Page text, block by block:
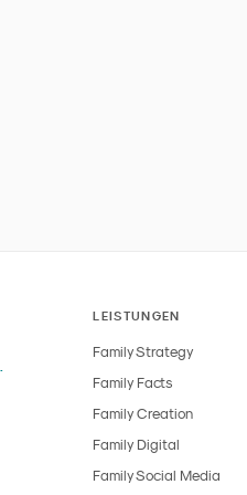
LEISTUNGEN
Family Strategy
Family Facts
Family Creation
Family Digital
Family Social Media